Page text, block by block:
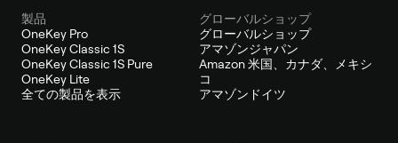
製品
OneKey Pro
OneKey Classic 1S
OneKey Classic 1S Pure
OneKey Lite
全ての製品を表示
グローバルショップ
グローバルショップ
アマゾンジャパン
Amazon 米国、カナダ、メキシ
コ
アマゾンドイツ